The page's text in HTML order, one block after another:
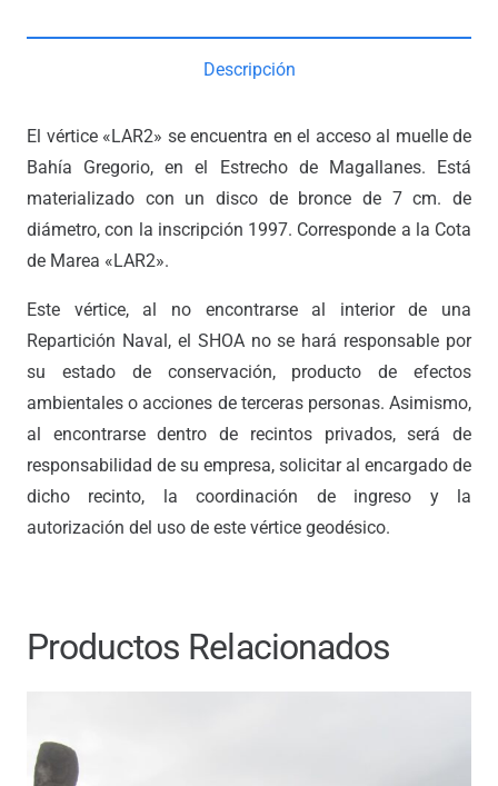
Descripción
El vértice «LAR2» se encuentra en el acceso al muelle de
Bahía Gregorio, en el Estrecho de Magallanes. Está
materializado con un disco de bronce de 7 cm. de
diámetro, con la inscripción 1997. Corresponde a la Cota
de Marea «LAR2».
Este vértice, al no encontrarse al interior de una
Repartición Naval, el SHOA no se hará responsable por
su estado de conservación, producto de efectos
ambientales o acciones de terceras personas. Asimismo,
al encontrarse dentro de recintos privados, será de
responsabilidad de su empresa, solicitar al encargado de
dicho recinto, la coordinación de ingreso y la
autorización del uso de este vértice geodésico.
Productos Relacionados